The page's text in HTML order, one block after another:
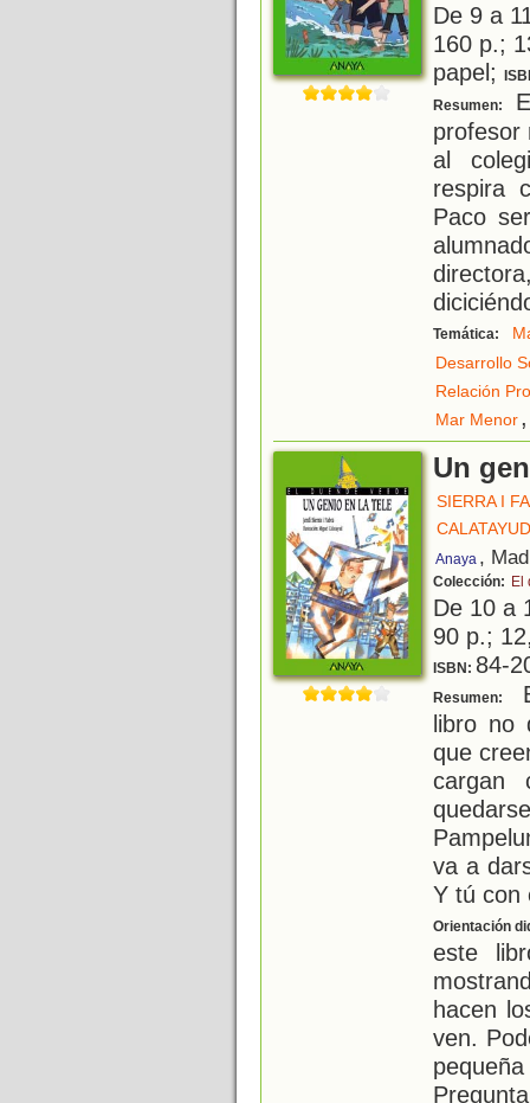
De 9 a
160 p.;
papel;
Resumen:
profesor
al
respira
Paco
Temática:
Desarrollo
Relación
Mar Menor,
Un
SIERRA I
Anaya ,
Colección: El
De 10 a
90 p.;
ISBN: 84-
Resumen:
libro no
que
cargan
va a
Y tú con
Orientación
este
hacen
ven.